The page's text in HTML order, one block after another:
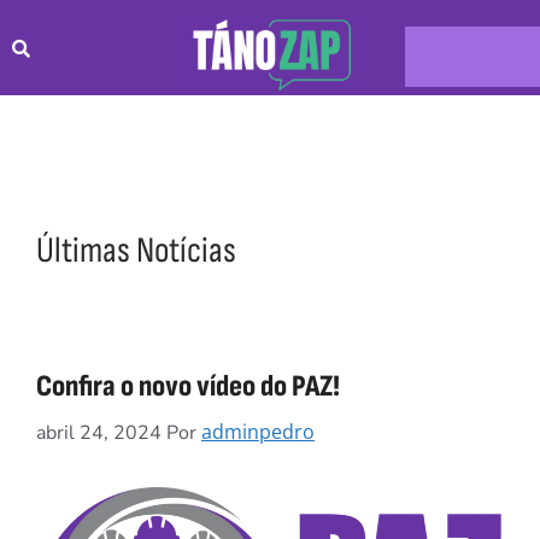
Últimas Notícias
Confira o novo vídeo do PAZ!
abril 24, 2024 Poradminpedro